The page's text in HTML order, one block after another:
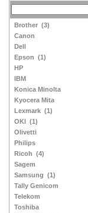
Brother (3)
Canon
Dell
Epson (1)
HP
IBM
Konica Minolta
Kyocera Mita
Lexmark (1)
OKI (1)
Olivetti
Philips
Ricoh (4)
Sagem
Samsung (1)
Tally Genicom
Telekom
Toshiba